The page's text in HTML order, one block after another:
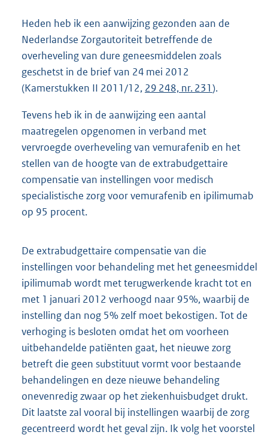
Heden heb ik een aanwijzing gezonden aan de
Nederlandse Zorgautoriteit betreffende de
overheveling van dure geneesmiddelen zoals
geschetst in de brief van 24 mei 2012
(Kamerstukken II 2011/12, 29 248, nr. 231).
Tevens heb ik in de aanwijzing een aantal
maatregelen opgenomen in verband met
vervroegde overheveling van vemurafenib en het
stellen van de hoogte van de extrabudgettaire
compensatie van instellingen voor medisch
specialistische zorg voor vemurafenib en ipilimumab
op 95 procent.
De extrabudgettaire compensatie van die
instellingen voor behandeling met het geneesmiddel
ipilimumab wordt met terugwerkende kracht tot en
met 1 januari 2012 verhoogd naar 95%, waarbij de
instelling dan nog 5% zelf moet bekostigen. Tot de
verhoging is besloten omdat het om voorheen
uitbehandelde patiënten gaat, het nieuwe zorg
betreft die geen substituut vormt voor bestaande
behandelingen en deze nieuwe behandeling
onevenredig zwaar op het ziekenhuisbudget drukt.
Dit laatste zal vooral bij instellingen waarbij de zorg
gecentreerd wordt het geval zijn. Ik volg het voorstel